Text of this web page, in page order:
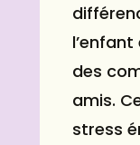
des
amis.
stress